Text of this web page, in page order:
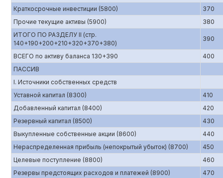
Краткосрочные инвестиции (5800)
370
Прочие текущие активы (5900)
380
ИТОГО ПО РАЗДЕЛУ II (стр.
140+190+200+210+320+370+380)
390
ВСЕГО по активу баланса 130+390
400
ПАССИВ
I. Источники собственных средств
Уставной капитал (8300)
410
Добавленный капитал (8400)
420
Резервный капитал (8500)
430
Выкупленные собственные акции (8600)
440
Нераспределенная прибыль (непокрытый убыток) (8700)
450
Целевые поступление (8800)
460
Резервы предстоящих расходов и платежей (8900)
470